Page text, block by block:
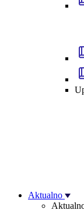
Aktualno